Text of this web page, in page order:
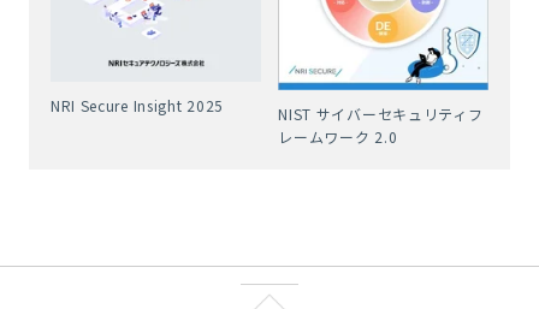
NRI Secure Insight 2025
NIST サイバーセキュリティフ
レームワーク 2.0